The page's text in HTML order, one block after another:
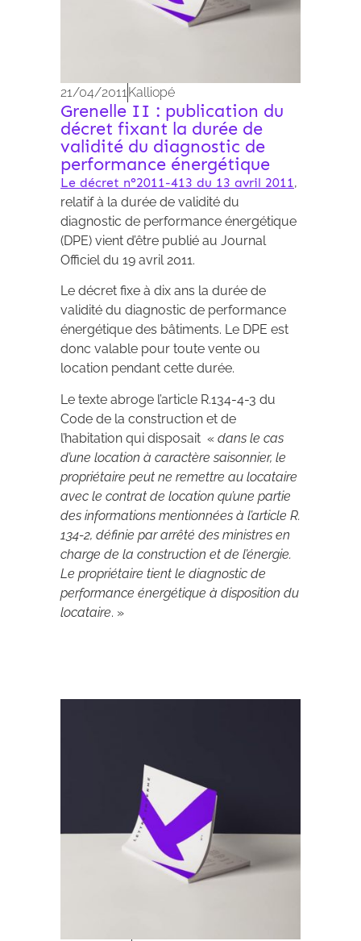
21/04/2011Kalliopé
Grenelle II : publication du
décret fixant la durée de
validité du diagnostic de
performance énergétique
Le décret n°2011-413 du 13 avril 2011,
relatif à la durée de validité du
diagnostic de performance énergétique
(DPE) vient d’être publié au Journal
Officiel du 19 avril 2011.
Le décret fixe à dix ans la durée de
validité du diagnostic de performance
énergétique des bâtiments. Le DPE est
donc valable pour toute vente ou
location pendant cette durée.
Le texte abroge l’article R.134-4-3 du
Code de la construction et de
l’habitation qui disposait « dans le cas
d’une location à caractère saisonnier, le
propriétaire peut ne remettre au locataire
avec le contrat de location qu’une partie
des informations mentionnées à l’article R.
134-2, définie par arrêté des ministres en
charge de la construction et de l’énergie.
Le propriétaire tient le diagnostic de
performance énergétique à disposition du
locataire. »